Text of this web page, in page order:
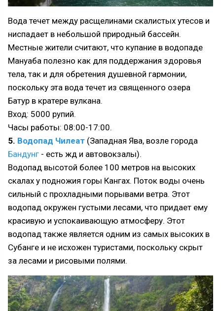
Вода течет между расщелинами скалистых утесов и
ниспадает в небольшой природный бассейн.
Местные жители считают, что купание в водопаде
Мануаба полезно как для поддержания здоровья
тела, так и для обретения душевной гармонии,
поскольку эта вода течет из священного озера
Батур в кратере вулкана.
Вход: 5000 рупий.
Часы работы: 08:00-17:00.
5. Водопад Чилеат (Западная Ява, возле города
Бандунг - есть жд и автовокзалы).
Водопад высотой более 100 метров на высоких
скалах у подножия горы Кангах. Поток воды очень
сильный с прохладными порывами ветра. Этот
водопад окружен густыми лесами, что придает ему
красивую и успокаивающую атмосферу. Этот
водопад также является одним из самых высоких в
Субанге и не исхожен туристами, поскольку скрыт
за лесами и рисовыми полями.